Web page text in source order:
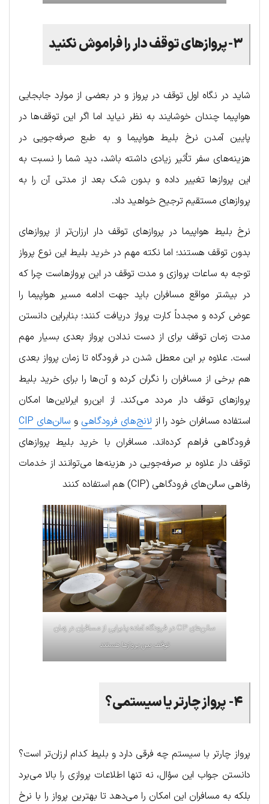
۳-پروازهای توقف دار را فراموش نکنید
شاید در نگاه اول توقف در پرواز و در بعضی از موارد جابجایی
هواپیما چندان خوشایند به نظر نیاید اما اگر این توقف‌ها در
پایین آمدن نرخ بلیط هواپیما و به طبع صرفه‌جویی در
هزینه‌های سفر تأثیر زیادی داشته باشد، دید شما را نسبت به
این پروازها تغییر داده و بدون شک بعد از مدتی آن را به
پروازهای مستقیم ترجیح خواهید داد.
نرخ بلیط هواپیما در پروازهای توقف دار ارزان‌‎تر از پروازهای
بدون توقف هستند؛ اما نکته مهم در خرید بلیط این نوع پرواز
توجه به ساعات پروازی و مدت توقف در این پروازهاست چرا که
در بیشتر مواقع مسافران باید جهت ادامه مسیر هواپیما را
عوض کرده و مجدداً کارت پرواز دریافت کنند؛ بنابراین دانستن
مدت زمان توقف برای از دست ندادن پرواز بعدی بسیار مهم
است. علاوه بر این معطل شدن در فرودگاه تا زمان پرواز بعدی
هم برخی از مسافران را نگران کرده و آن‌ها را برای خرید بلیط
پروازهای توقف دار مردد می‌کند. از این‌رو ایرلاین‌ها امکان
استفاده مسافران خود را از لانج‌های فرودگاهی و سالن‌های CIP
فرودگاهی فراهم کرده‌اند. مسافران با خرید بلیط پروازهای
توقف دار علاوه بر صرفه‌جویی در هزینه‌ها می‌توانند از خدمات
رفاهی سالن‌های فرودگاهی (CIP) هم استفاده کنند
سالن‌های CIP در فرودگاه آماده پذیرایی از مسافران در زمان
توقف بین پروازها هستند
۴- پرواز چارتر یا سیستمی؟
پرواز چارتر با سیستم چه فرقی دارد و بلیط کدام ارزان‌تر است؟
دانستن جواب این سؤال، نه تنها اطلاعات پروازی را بالا می‌برد
بلکه به مسافران این امکان را می‌دهد تا بهترین پرواز را با نرخ